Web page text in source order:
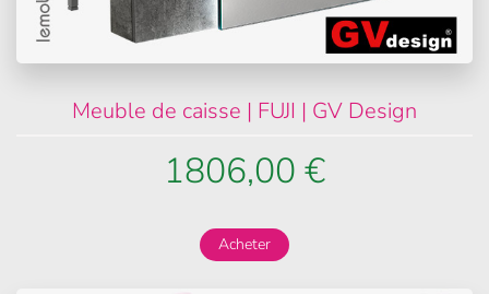
Meuble de caisse | FUJI | GV Design
1806,00 €
Acheter